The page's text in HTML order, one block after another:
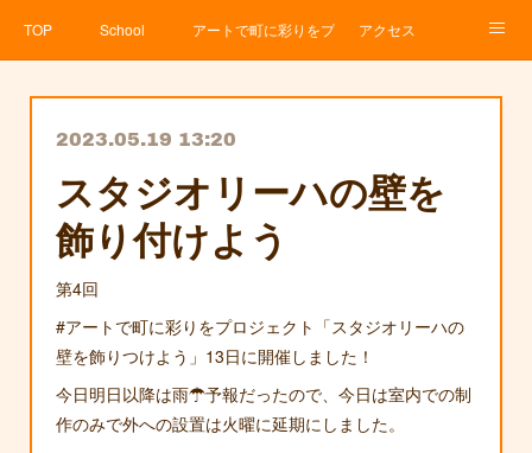
TOP School アートで町に彩りをプロジェクト
アクセス
2023.05.19 13:20
スタジオリーハの壁を
飾り付けよう
第4回
#アートで町に彩りをプロジェクト「スタジオリーハの
壁を飾りつけよう」13日に開催しました！
今日明日以降は雨☂予報だったので、今日は室内での制
作のみで外への設置は火曜に延期にしました。